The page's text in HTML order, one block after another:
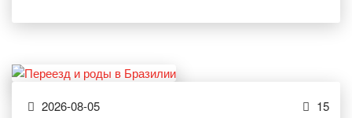
2026-08-05 15